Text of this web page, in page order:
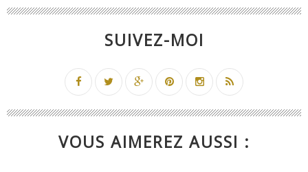
SUIVEZ-MOI
VOUS AIMEREZ AUSSI :